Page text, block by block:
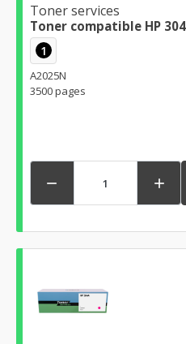
Toner services
Toner compatible HP
1
A2025N
3500 pages
 